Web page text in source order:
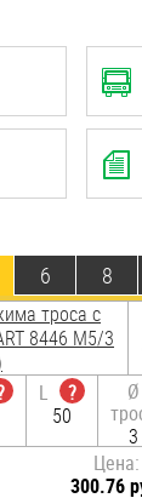
6 8
троса с
8446 М5/3
L
?
50
Ø
3
Цена:
300.76